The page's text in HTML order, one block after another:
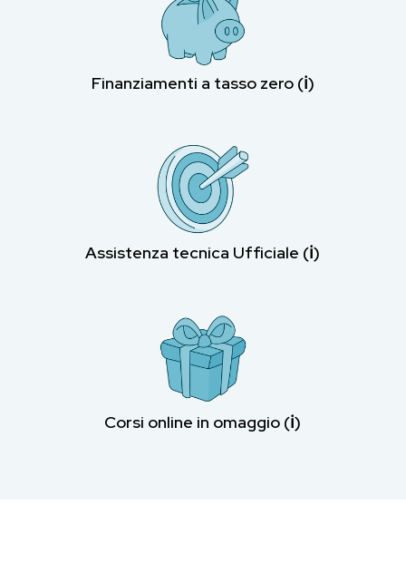
Finanziamenti a tasso zero (ℹ︎)
Assistenza tecnica Ufficiale (ℹ︎)
Corsi online in omaggio (ℹ︎)